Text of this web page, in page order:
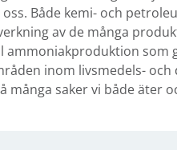
Både kemi- och
av de många
ammoniakproduktion som
inom livsmedels-
många saker vi både äter